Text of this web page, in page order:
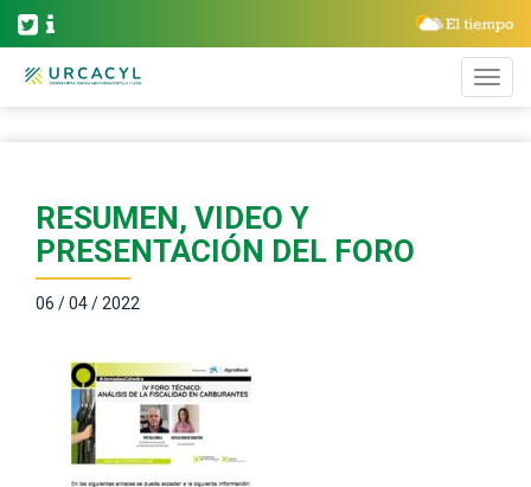
RESUMEN, VIDEO Y
PRESENTACIÓN DEL FORO
06 / 04 / 2022